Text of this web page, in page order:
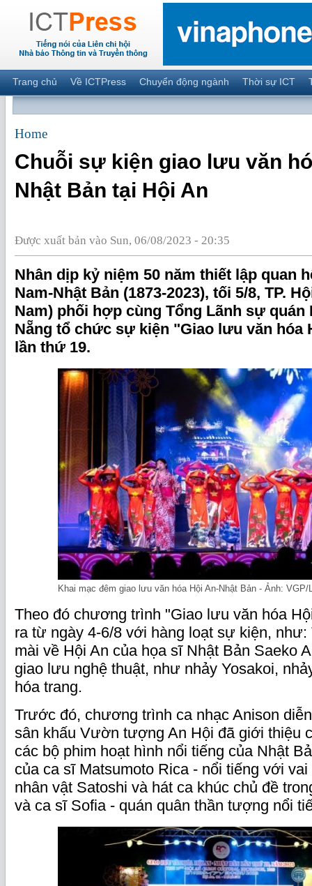
Trang chủ Về ICTPress Chuyển động ngành Thời sự ICT
Home
Chuỗi sự kiện giao lưu văn
Nhật Bản tại Hội An
Được xuất bản vào Sun, 06/08/2023 - 20:35
Nhân dịp kỷ niệm 50 năm thiết lập quan
Nam-Nhật Bản (1873-2023), tối 5/8, TP.
Nam) phối hợp cùng Tổng Lãnh sự quán
Nẵng tổ chức sự kiện "Giao lưu văn hóa
lần thứ 19.
Khai mạc đêm giao lưu văn hóa Hội An-Nhật Bản - Ảnh:
Theo đó chương trình "Giao lưu văn hóa
ra từ ngày 4-6/8 với hàng loạt sự kiện, như:
mài về Hội An của họa sĩ Nhật Bản Saeko
giao lưu nghệ thuật, như nhảy Yosakoi,
hóa trang.
Trước đó, chương trình ca nhạc Anison
sân khấu Vườn tượng An Hội đã giới thiệu
các bộ phim hoạt hình nổi tiếng của Nhật
của ca sĩ Matsumoto Rica - nổi tiếng với
nhân vật Satoshi và hát ca khúc chủ đề
và ca sĩ Sofia - quán quân thần tượng nổi